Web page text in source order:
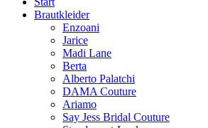
Brautkleider
Enzoani
Jarice
Madi Lane
Berta
Alberto Palatchi
DAMA Couture
Ariamo
Say Jess Bridal Couture